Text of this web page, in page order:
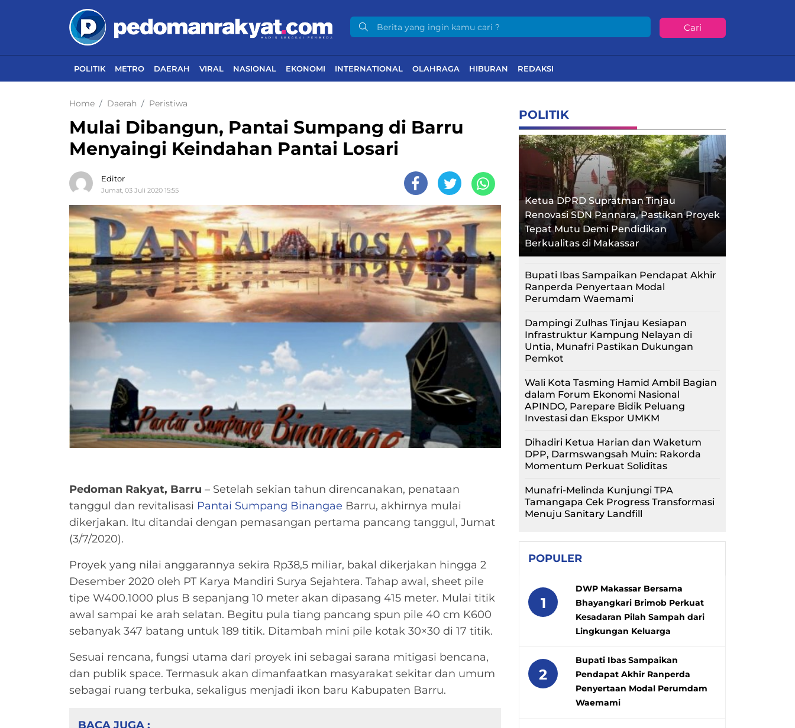
Cari
POLITIK METRO DAERAH VIRAL NASIONAL EKONOMI INTERNATIONAL OLAHRAGA HIBURAN REDAKSI
Home Daerah Peristiwa
Mulai Dibangun, Pantai Sumpang di Barru
Menyaingi Keindahan Pantai Losari
Editor
Jumat, 03 Juli 2020 15:55
Pedoman Rakyat, Barru – Setelah sekian tahun direncanakan, penataan
tanggul dan revitalisasi Pantai Sumpang Binangae Barru, akhirnya mulai
dikerjakan. Itu ditandai dengan pemasangan pertama pancang tanggul, Jumat
(3/7/2020).
Proyek yang nilai anggarannya sekira Rp38,5 miliar, bakal dikerjakan hingga 2
Desember 2020 oleh PT Karya Mandiri Surya Sejahtera. Tahap awal, sheet pile
tipe W400.1000 plus B sepanjang 10 meter akan dipasang 415 meter. Mulai titik
awal sampai ke arah selatan. Begitu pula tiang pancang spun pile 40 cm K600
sebanyak 347 batang untuk 189 titik. Ditambah mini pile kotak 30×30 di 17 titik.
Sesuai rencana, fungsi utama dari proyek ini sebagai sarana mitigasi bencana,
dan publik space. Termasuk akan dimanfaatkan masyarakat sekitar dan umum
sebagai ruang terbuka, sekaligus menjadi ikon baru Kabupaten Barru.
BACA JUGA :
POLITIK
Ketua DPRD Supratman Tinjau
Renovasi SDN Pannara, Pastikan Proyek
Tepat Mutu Demi Pendidikan
Berkualitas di Makassar
Bupati Ibas Sampaikan Pendapat Akhir
Ranperda Penyertaan Modal
Perumdam Waemami
Dampingi Zulhas Tinjau Kesiapan
Infrastruktur Kampung Nelayan di
Untia, Munafri Pastikan Dukungan
Pemkot
Wali Kota Tasming Hamid Ambil Bagian
dalam Forum Ekonomi Nasional
APINDO, Parepare Bidik Peluang
Investasi dan Ekspor UMKM
Dihadiri Ketua Harian dan Waketum
DPP, Darmswangsah Muin: Rakorda
Momentum Perkuat Soliditas
Munafri-Melinda Kunjungi TPA
Tamangapa Cek Progress Transformasi
Menuju Sanitary Landfill
POPULER
1
DWP Makassar Bersama
Bhayangkari Brimob Perkuat
Kesadaran Pilah Sampah dari
Lingkungan Keluarga
2
Bupati Ibas Sampaikan
Pendapat Akhir Ranperda
Penyertaan Modal Perumdam
Waemami